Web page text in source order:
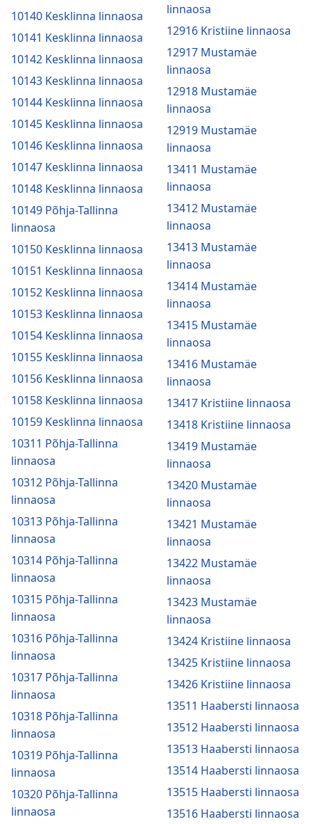
10140 Kesklinna linnaosa
10141 Kesklinna linnaosa
10142 Kesklinna linnaosa
10143 Kesklinna linnaosa
10144 Kesklinna linnaosa
10145 Kesklinna linnaosa
10146 Kesklinna linnaosa
10147 Kesklinna linnaosa
10148 Kesklinna linnaosa
10149 Põhja-Tallinna
linnaosa
10150 Kesklinna linnaosa
10151 Kesklinna linnaosa
10152 Kesklinna linnaosa
10153 Kesklinna linnaosa
10154 Kesklinna linnaosa
10155 Kesklinna linnaosa
10156 Kesklinna linnaosa
10158 Kesklinna linnaosa
10159 Kesklinna linnaosa
10311 Põhja-Tallinna
linnaosa
10312 Põhja-Tallinna
linnaosa
10313 Põhja-Tallinna
linnaosa
10314 Põhja-Tallinna
linnaosa
10315 Põhja-Tallinna
linnaosa
10316 Põhja-Tallinna
linnaosa
10317 Põhja-Tallinna
linnaosa
10318 Põhja-Tallinna
linnaosa
10319 Põhja-Tallinna
linnaosa
10320 Põhja-Tallinna
linnaosa
linnaosa
12916 Kristiine linnaosa
12917 Mustamäe
linnaosa
12918 Mustamäe
linnaosa
12919 Mustamäe
linnaosa
13411 Mustamäe
linnaosa
13412 Mustamäe
linnaosa
13413 Mustamäe
linnaosa
13414 Mustamäe
linnaosa
13415 Mustamäe
linnaosa
13416 Mustamäe
linnaosa
13417 Kristiine linnaosa
13418 Kristiine linnaosa
13419 Mustamäe
linnaosa
13420 Mustamäe
linnaosa
13421 Mustamäe
linnaosa
13422 Mustamäe
linnaosa
13423 Mustamäe
linnaosa
13424 Kristiine linnaosa
13425 Kristiine linnaosa
13426 Kristiine linnaosa
13511 Haabersti linnaosa
13512 Haabersti linnaosa
13513 Haabersti linnaosa
13514 Haabersti linnaosa
13515 Haabersti linnaosa
13516 Haabersti linnaosa